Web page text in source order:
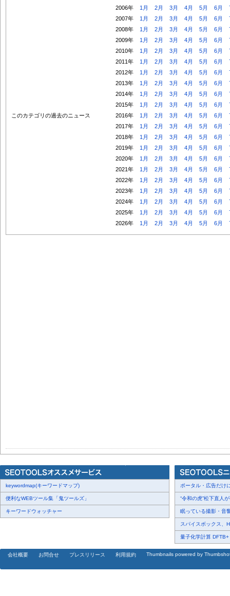
このカテゴリの過去のニュース
2006年 1月 2月 3月 4月 5月 6月
2007年
1月 2月 3月 4月 5月 6月
2008年
1月 2月 3月 4月 5月 6月
2009年
1月 2月 3月 4月 5月 6月
2010年
1月 2月 3月 4月 5月 6月
2011年
1月 2月 3月 4月 5月 6月
2012年
1月 2月 3月 4月 5月 6月
2013年
1月 2月 3月 4月 5月 6月
2014年
1月 2月 3月 4月 5月 6月
2015年
1月 2月 3月 4月 5月 6月
2016年
1月 2月 3月 4月 5月 6月
2017年
1月 2月 3月 4月 5月 6月
2018年
1月 2月 3月 4月 5月 6月
2019年
1月 2月 3月 4月 5月 6月
2020年
1月 2月 3月 4月 5月 6月
2021年
1月 2月 3月 4月 5月 6月
2022年
1月 2月 3月 4月 5月 6月
2023年
1月 2月 3月 4月 5月 6月
2024年
1月 2月 3月 4月 5月 6月
2025年
1月 2月 3月 4月 5月 6月
2026年
1月 2月 3月 4月 5月 6月
keywordmap(キーワードマップ)
便利なWEBツール集「鬼ツールズ」
キーワードウォッチャー
ポータル・広告だけ
“令和の虎”松下直人
眠っている撮影・音
スパイスボックス、
量子化学計算
会社概要 お問合せ プレスリリース 利用規約 Thumbnails powered by